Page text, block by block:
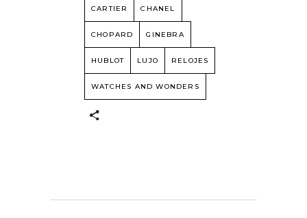
CARTIER CHANEL
CHOPARD GINEBRA
HUBLOT LUJO RELOJES
WATCHES AND WONDERS